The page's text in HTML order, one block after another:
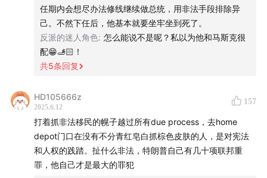
黄明涛，武汉大学法学院宪法学教授
主要话题
哈佛、马斯克、洛杉矶……与特朗普有关的争端步步
纽森去管？
联邦与州之间的权力拉扯 —— 美国法律的天平会往
哪边倾？
和法官耍赖皮的特朗普政府，与被驱逐到萨尔瓦多
的委内瑞拉移民
任期内会想尽办法修线继续做总统，用非法手段排除异
己。不然下任后，他基本就要坐牢坐到死了。
反派的迷人角色: 怎么能说不是呢？私以为他和马斯克很
配😁🫸🏻！
共5条回复
HD105666z
2025.6.12
157
打着抓非法移民的幌子越过所有due process，去home
depot门口在没有不分青红皂白抓棕色皮肤的人，是对宪法
和人权的践踏。扯什么非法，特朗普自己有几十项联邦重
罪，他自己才是最大的罪犯